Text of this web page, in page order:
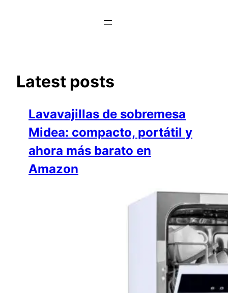
Latest posts
Lavavajillas de sobremesa
Midea: compacto, portátil y
ahora más barato en
Amazon